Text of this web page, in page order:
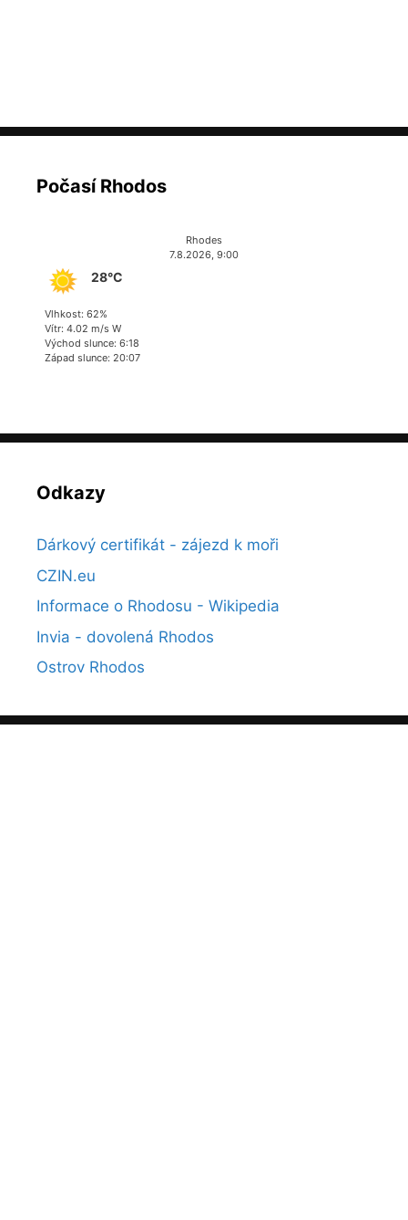
Počasí Rhodos
Rhodes
7.8.2026, 9:00
28°C
Vlhkost: 62%
Vítr: 4.02 m/s W
Východ slunce: 6:18
Západ slunce: 20:07
Odkazy
Dárkový certifikát - zájezd k moři
CZIN.eu
Informace o Rhodosu - Wikipedia
Invia - dovolená Rhodos
Ostrov Rhodos